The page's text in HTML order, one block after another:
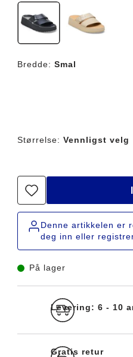
Bredde: Smal
Størrelse: Vennligst velg
Denne artikkelen er
deg inn eller
På lager
Levering: 6 - 10
Gratis retur